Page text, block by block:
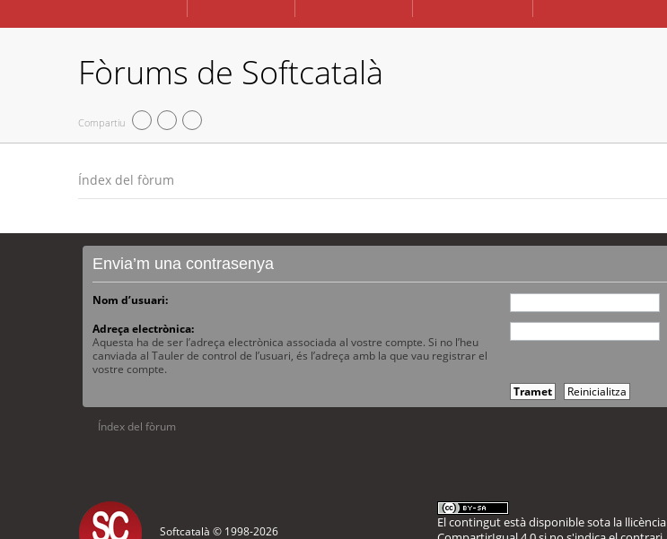
Fòrums de Softcatalà
Compartiu
Índex del fòrum
Envia’m una contrasenya
Nom d’usuari:
Adreça electrònica:
Aquesta ha de ser l’adreça electrònica associada al vostre compte. Si no l’heu
canviada al Tauler de control de l’usuari, és l’adreça amb la que vau registrar el
vostre compte.
Índex del fòrum
Softcatalà © 1998-2026
El contingut està disponible sota la llicència